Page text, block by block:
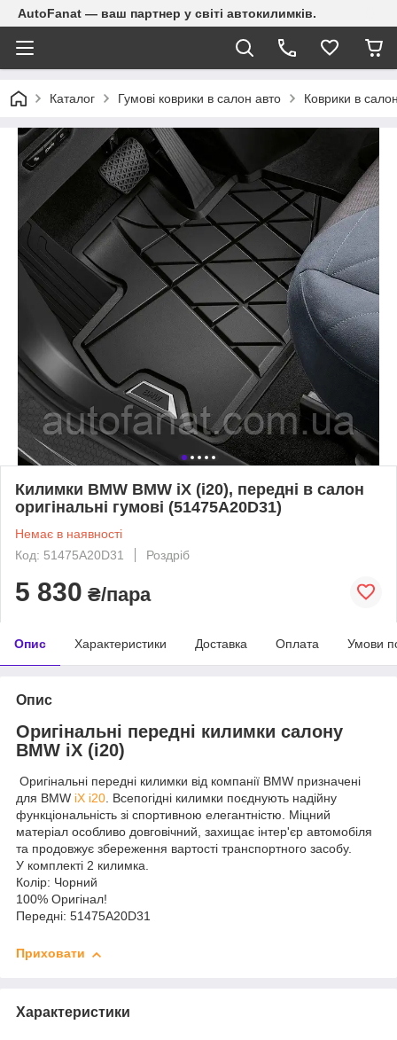
AutoFanat — ваш партнер у світі автокилимків.
Каталог Гумові коврики в салон авто Коврики в
Килимки BMW BMW iX (i20), передні в салон
оригінальні гумові (51475A20D31)
Немає в наявності
Код: 51475A20D31
Роздріб
5 830 ₴/пара
Опис Характеристики Доставка Оплата Умови
Опис
Оригінальні передні килимки салону
BMW iX (i20)
Оригінальні передні килимки від компанії BMW призначені
для BMW iX i20. Всепогідні килимки поєднують надійну
функціональність зі спортивною елегантністю. Міцний
матеріал особливо довговічний, захищає інтер'єр автомобіля
та продовжує збереження вартості транспортного засобу.
У комплекті 2 килимка.
Колір: Чорний
100% Оригінал!
Передні: 51475A20D31
Приховати
Характеристики